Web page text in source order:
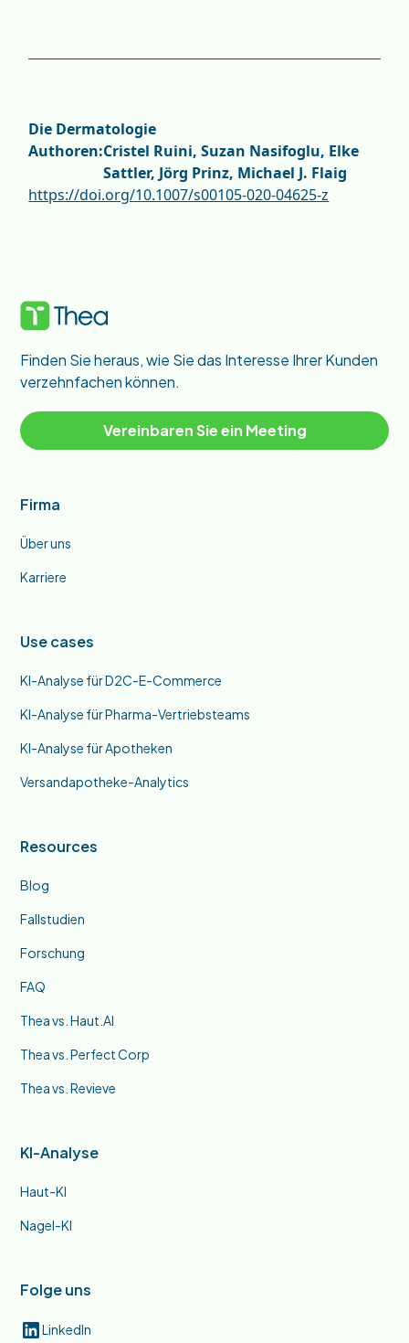
Die Dermatologie
Authoren:Cristel Ruini, Suzan Nasifoglu, Elke
Sattler, Jörg Prinz, Michael J. Flaig
https://doi.org/10.1007/s00105-020-04625-z
Finden Sie heraus, wie Sie das Interesse Ihrer Kunden
verzehnfachen können.
Vereinbaren Sie ein Meeting
Firma
Über uns
Karriere
Use cases
KI-Analyse für D2C-E-Commerce
KI-Analyse für Pharma-Vertriebsteams
KI-Analyse für Apotheken
Versandapotheke-Analytics
Resources
Blog
Fallstudien
Forschung
FAQ
Thea vs. Haut.AI
Thea vs. Perfect Corp
Thea vs. Revieve
KI-Analyse
Haut-KI
Nagel-KI
Folge uns
LinkedIn